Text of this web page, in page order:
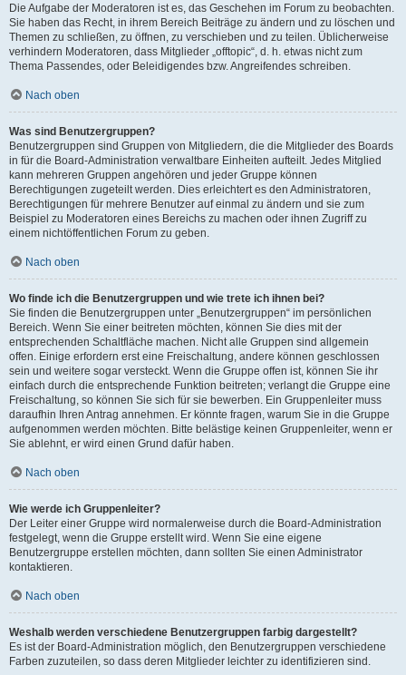
Die Aufgabe der Moderatoren ist es, das Geschehen im Forum zu beobachten.
Sie haben das Recht, in ihrem Bereich Beiträge zu ändern und zu löschen und
Themen zu schließen, zu öffnen, zu verschieben und zu teilen. Üblicherweise
verhindern Moderatoren, dass Mitglieder „offtopic“, d. h. etwas nicht zum
Thema Passendes, oder Beleidigendes bzw. Angreifendes schreiben.
Nach oben
Was sind Benutzergruppen?
Benutzergruppen sind Gruppen von Mitgliedern, die die Mitglieder des Boards
in für die Board-Administration verwaltbare Einheiten aufteilt. Jedes Mitglied
kann mehreren Gruppen angehören und jeder Gruppe können
Berechtigungen zugeteilt werden. Dies erleichtert es den Administratoren,
Berechtigungen für mehrere Benutzer auf einmal zu ändern und sie zum
Beispiel zu Moderatoren eines Bereichs zu machen oder ihnen Zugriff zu
einem nichtöffentlichen Forum zu geben.
Nach oben
Wo finde ich die Benutzergruppen und wie trete ich ihnen bei?
Sie finden die Benutzergruppen unter „Benutzergruppen“ im persönlichen
Bereich. Wenn Sie einer beitreten möchten, können Sie dies mit der
entsprechenden Schaltfläche machen. Nicht alle Gruppen sind allgemein
offen. Einige erfordern erst eine Freischaltung, andere können geschlossen
sein und weitere sogar versteckt. Wenn die Gruppe offen ist, können Sie ihr
einfach durch die entsprechende Funktion beitreten; verlangt die Gruppe eine
Freischaltung, so können Sie sich für sie bewerben. Ein Gruppenleiter muss
daraufhin Ihren Antrag annehmen. Er könnte fragen, warum Sie in die Gruppe
aufgenommen werden möchten. Bitte belästige keinen Gruppenleiter, wenn er
Sie ablehnt, er wird einen Grund dafür haben.
Nach oben
Wie werde ich Gruppenleiter?
Der Leiter einer Gruppe wird normalerweise durch die Board-Administration
festgelegt, wenn die Gruppe erstellt wird. Wenn Sie eine eigene
Benutzergruppe erstellen möchten, dann sollten Sie einen Administrator
kontaktieren.
Nach oben
Weshalb werden verschiedene Benutzergruppen farbig dargestellt?
Es ist der Board-Administration möglich, den Benutzergruppen verschiedene
Farben zuzuteilen, so dass deren Mitglieder leichter zu identifizieren sind.